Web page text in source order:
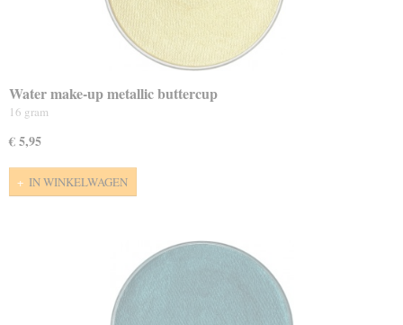
Water make-up metallic buttercup
16 gram
€ 5,95
IN WINKELWAGEN